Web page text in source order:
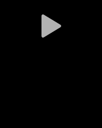
Play